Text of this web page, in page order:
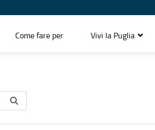
Come fare per Vivi la Puglia